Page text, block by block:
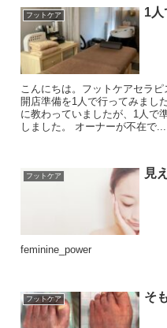
フットケア 1人
こんにちは。フットケアセラ
開店準備を1人で行ってみまし
に教わっていましたが、1人で
しました。 オーナーが不在で...
フットケア 見
feminine_power
フットケア そ